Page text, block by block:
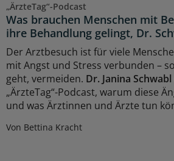
„ÄrzteTag“-Podcast
Was brauchen Menschen mit
ihre Behandlung gelingt, Dr.
Der Arztbesuch ist für viele
mit Angst und Stress verbunden –
geht, vermeiden. Dr. Janina Schwabl
„ÄrzteTag“-Podcast, warum diese
und was Ärztinnen und Ärzte tun
Von Bettina Kracht